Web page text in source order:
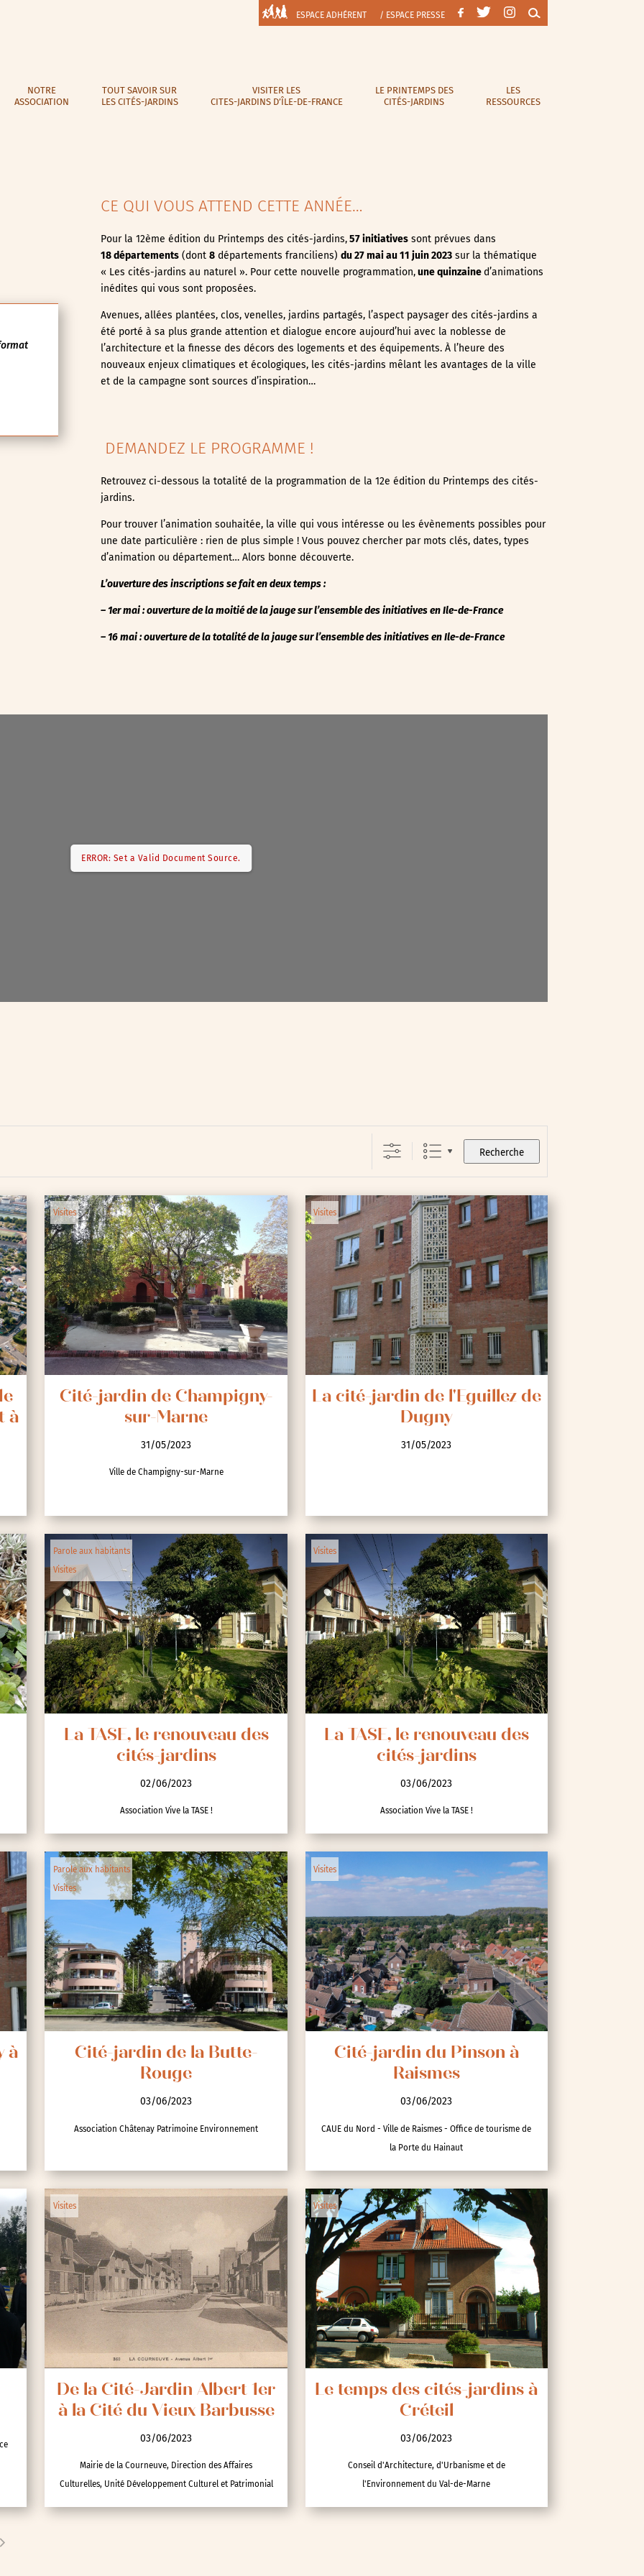
ESPACE ADHÉRENT / ESPACE PRESSE
NOTRE
ASSOCIATION
TOUT SAVOIR SUR
LES CITÉS-JARDINS
VISITER LES
CITES-JARDINS D’ÎLE-DE-FRANCE
LE PRINTEMPS DES
CITÉS-JARDINS
LES
RESSOURCES
CE QUI VOUS ATTEND CETTE ANNÉE…
Pour la 12ème édition du Printemps des cités-jardins,57 initiatives sont prévues dans
18 départements (dont8 départements franciliens)du 27 mai au 11 juin2023 sur la thématique
« Les cités-jardins au naturel ». Pour cette nouvelle programmation,une quinzaine d’animations
inédites qui vous sont proposées.
Avenues, allées plantées, clos, venelles, jardins partagés, l’aspect paysager des cités-jardins a
été porté à sa plus grande attention et dialogue encore aujourd’hui avec la noblesse de
l’architecture et la finesse des décors des logements et des équipements. À l’heure des
nouveaux enjeux climatiques et écologiques, les cités-jardins mêlant les avantages de la ville
et de la campagne sont sources d’inspiration…
DEMANDEZ LE PROGRAMME !
Retrouvez ci-dessous la totalité de la programmation de la 12e édition du Printemps des cités-
jardins.
Pour trouver l’animation souhaitée, la ville qui vous intéresse ou les évènements possibles pour
une date particulière : rien de plus simple ! Vous pouvez chercher par mots clés, dates, types
d’animation ou département… Alors bonne découverte.
L’ouverture des inscriptions se fait en deux temps :
– 1er mai : ouverture de la moitié de la jauge sur l’ensemble des initiatives en Ile-de-France
– 16 mai : ouverture de la totalité de la jaugesur l’ensemble des initiatives en Ile-de-France
ERROR: Set a Valid Document Source.
Recherche
à
Visites
Cité-jardin de Champigny-
sur-Marne
31/05/2023
Ville de Champigny-sur-Marne
Visites
La cité-jardin de l'Eguillez de
Dugny
31/05/2023
Parole aux habitants
Visites
La TASE, le renouveau des
cités-jardins
02/06/2023
Association Vive la TASE !
Visites
La TASE, le renouveau des
cités-jardins
03/06/2023
Association Vive la TASE !
à
Parole aux habitants
Visites
Cité-jardin de la Butte-
Rouge
03/06/2023
Association Châtenay Patrimoine Environnement
Visites
Cité-jardin du Pinson à
Raismes
03/06/2023
CAUE du Nord - Ville de Raismes - Office de tourisme de
la Porte du Hainaut
Visites
De la Cité-Jardin Albert 1er
à la Cité du Vieux Barbusse
03/06/2023
Mairie de la Courneuve, Direction des Affaires
Culturelles, Unité Développement Culturel et Patrimonial
Visites
Le temps des cités-jardins à
Créteil
03/06/2023
Conseil d'Architecture, d'Urbanisme et de
l'Environnement du Val-de-Marne